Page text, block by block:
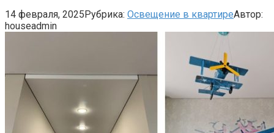
14 февраля, 2025Рубрика: Освещение в квартиреАвтор:
houseadmin